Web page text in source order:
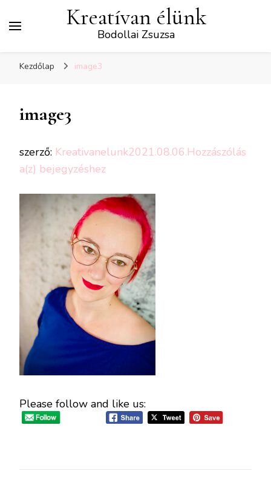
Kreatívan élünk
Bodollai Zsuzsa
Kezdőlap image3
image3
szerző: Kreativanelunk2021.08.06.Hozzászólás
a(z) image3
bejegyzéshez
Please follow and like us: